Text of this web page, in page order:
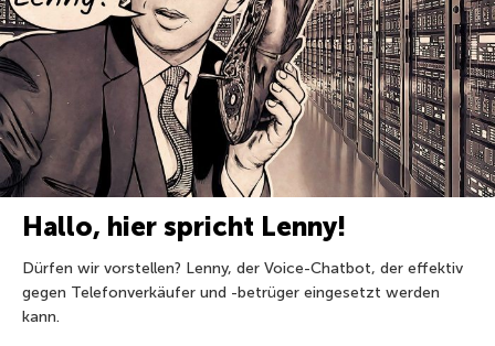
Hallo, hier spricht Lenny!
Dürfen wir vorstellen? Lenny, der Voice-Chatbot, der effektiv
gegen Telefonverkäufer und -betrüger eingesetzt werden
kann.